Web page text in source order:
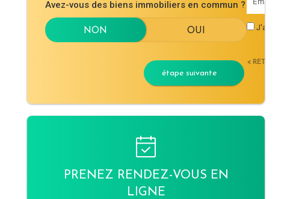
Avez-vous des biens immobiliers en commun ?
étape suivante
J'accepte
< RETOUR
PRENEZ RENDEZ-VOUS EN
LIGNE